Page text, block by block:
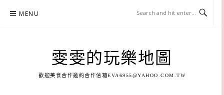
MENU
雯雯的玩樂地圖
歡迎美食合作邀約合作信箱EVA6955@YAHOO.COM.TW